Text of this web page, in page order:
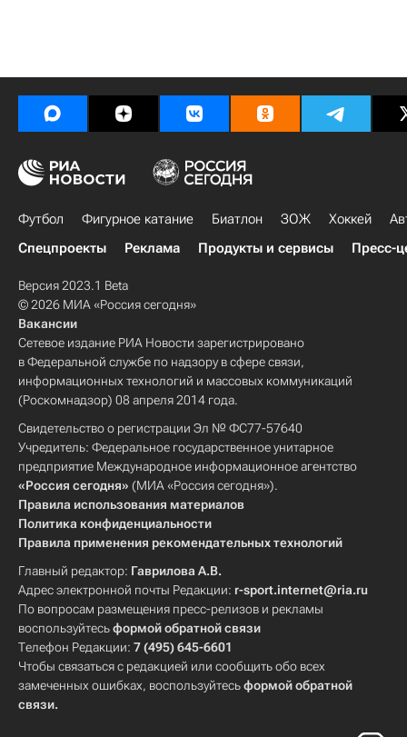
Футбол Фигурное катание Биатлон ЗОЖ Хоккей
Спецпроекты
Реклама Продукты и сервисы Пресс-
Версия 2023.1 Beta
© 2026 МИА «Россия сегодня»
Вакансии
Сетевое издание РИА Новости зарегистрировано
в Федеральной службе по надзору в сфере связи,
информационных технологий и массовых коммуникаций
(Роскомнадзор) 08 апреля 2014 года.
Свидетельство о регистрации Эл № ФС77-57640
Учредитель: Федеральное государственное унитарное
предприятие Международное информационное агентство
«Россия сегодня» (МИА «Россия сегодня»).
Правила использования материалов
Политика конфиденциальности
Правила применения рекомендательных технологий
Главный редактор: Гаврилова А.В.
Адрес электронной почты Редакции: r-sport.internet@ria.ru
По вопросам размещения пресс-релизов и рекламы
воспользуйтесьформой обратной связи
Телефон Редакции: 7 (495) 645-6601
Чтобы связаться с редакцией или сообщить обо всех
замеченных ошибках, воспользуйтесьформой обратной
связи.